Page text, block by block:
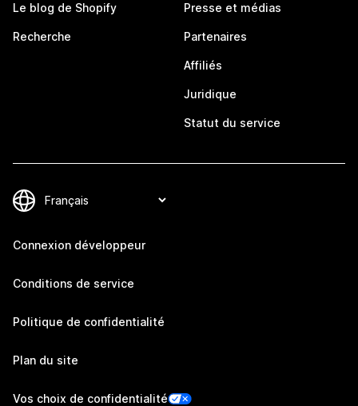
Le blog de Shopify
Recherche
Presse et médias
Partenaires
Affiliés
Juridique
Statut du service
Connexion développeur
Conditions de service
Politique de confidentialité
Plan du site
Vos choix de confidentialité